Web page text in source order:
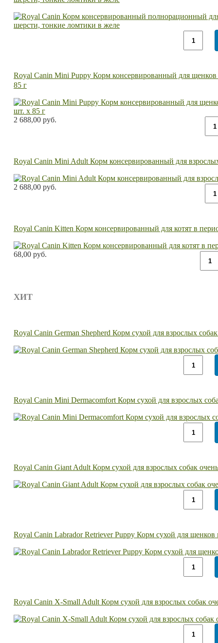
Royal Canin Mini Puppy Корм консервированный для щенков
85 г
2 688,00 руб.
Royal Canin Mini Adult Корм консервированный для
2 688,00 руб.
Royal Canin Kitten Корм консервированный для котят в
68,00 руб.
ХИТ
Royal Canin German Shepherd Корм сухой для взрослых
Royal Canin Mini Dermacomfort Корм сухой для взрослых
Royal Canin Giant Adult Корм сухой для взрослых собак
Royal Canin Labrador Retriever Puppy Корм сухой для
Royal Canin X-Small Adult Корм сухой для взрослых собак